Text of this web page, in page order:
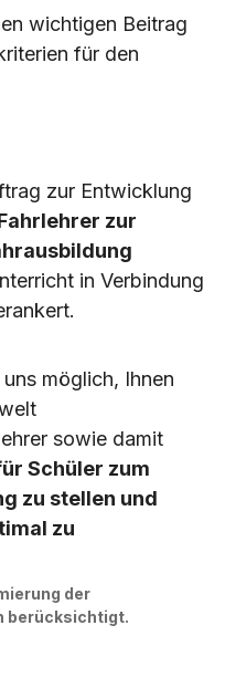
wichtigen Beitrag
für den
zur Entwicklung
zur
in Verbindung
möglich, Ihnen
sowie damit
Schüler zum
zu stellen und
zu
der
berücksichtigt.